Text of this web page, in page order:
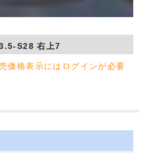
S28 右上7
価格表示にはログインが必要